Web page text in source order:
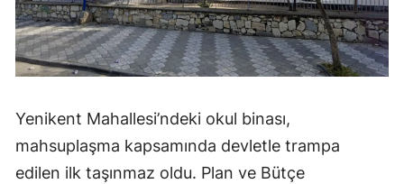
Yenikent Mahallesi’ndeki okul binası,
mahsuplaşma kapsamında devletle trampa
edilen ilk taşınmaz oldu. Plan ve Bütçe